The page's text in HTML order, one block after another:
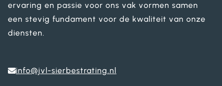
ervaring en passie voor ons vak vormen samen
een stevig fundament voor de kwaliteit van onze
diensten.
info@jvl-sierbestrating.nl